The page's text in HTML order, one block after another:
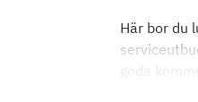
Här bor du
goda